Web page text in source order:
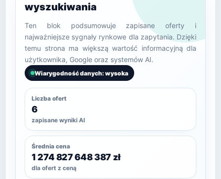
wyszukiwania
Ten blok podsumowuje zapisane oferty i
najważniejsze sygnały rynkowe dla zapytania. Dzięki
temu strona ma większą wartość informacyjną dla
użytkownika, Google oraz systemów AI.
Wiarygodność danych: wysoka
Liczba ofert
6
zapisane wyniki AI
Średnia cena
1 274 827 648 387 zł
dla ofert z ceną